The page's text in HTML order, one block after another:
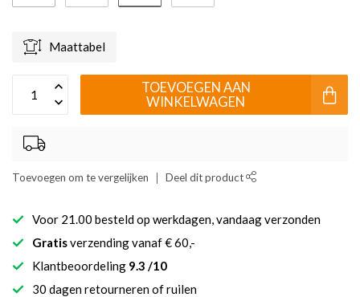
Maattabel
TOEVOEGEN AAN
WINKELWAGEN
Toevoegen om te vergelijken Deel dit product
Voor 21.00 besteld op werkdagen, vandaag verzonden
Gratisverzending vanaf € 60,-
Klantbeoordeling 9.3 /10
30 dagen retourneren of ruilen